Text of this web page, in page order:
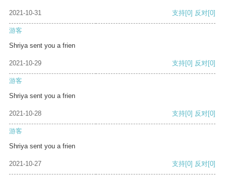
2021-10-31 支持[0] 反对[0]
游客
Shriya sent you a frien
2021-10-29 支持[0] 反对[0]
游客
Shriya sent you a frien
2021-10-28 支持[0] 反对[0]
游客
Shriya sent you a frien
2021-10-27 支持[0] 反对[0]